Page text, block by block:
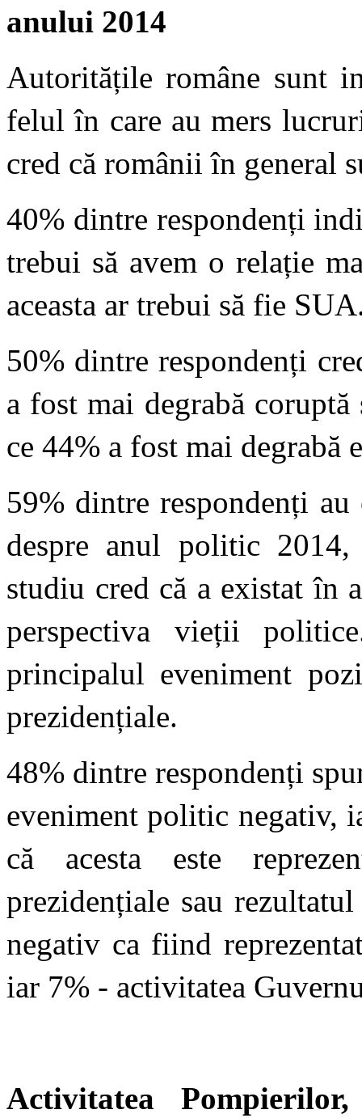
anului 2014
Autoritățile române sunt
felul în care au mers
cred că românii în general
40% dintre respondenți
trebui să avem o relație
aceasta ar trebui să fie
50% dintre respondenți
a fost mai degrabă
ce 44% a fost mai degrabă
59% dintre respondenți
despre anul politic
studiu cred că a existat în
perspectiva vieții
principalul eveniment
prezidențiale.
48% dintre respondenți
eveniment politic negativ,
că acesta este
prezidențiale sau
negativ ca fiind
iar 7% - activitatea
Activitatea